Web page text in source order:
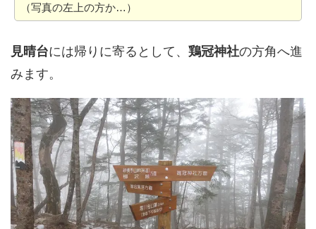
（写真の左上の方か…）
見晴台には帰りに寄るとして、 鶏冠神社の方角へ進
みます。